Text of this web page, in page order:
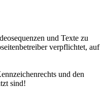
und Texte zu
verpflichtet, auf
und den
sind!